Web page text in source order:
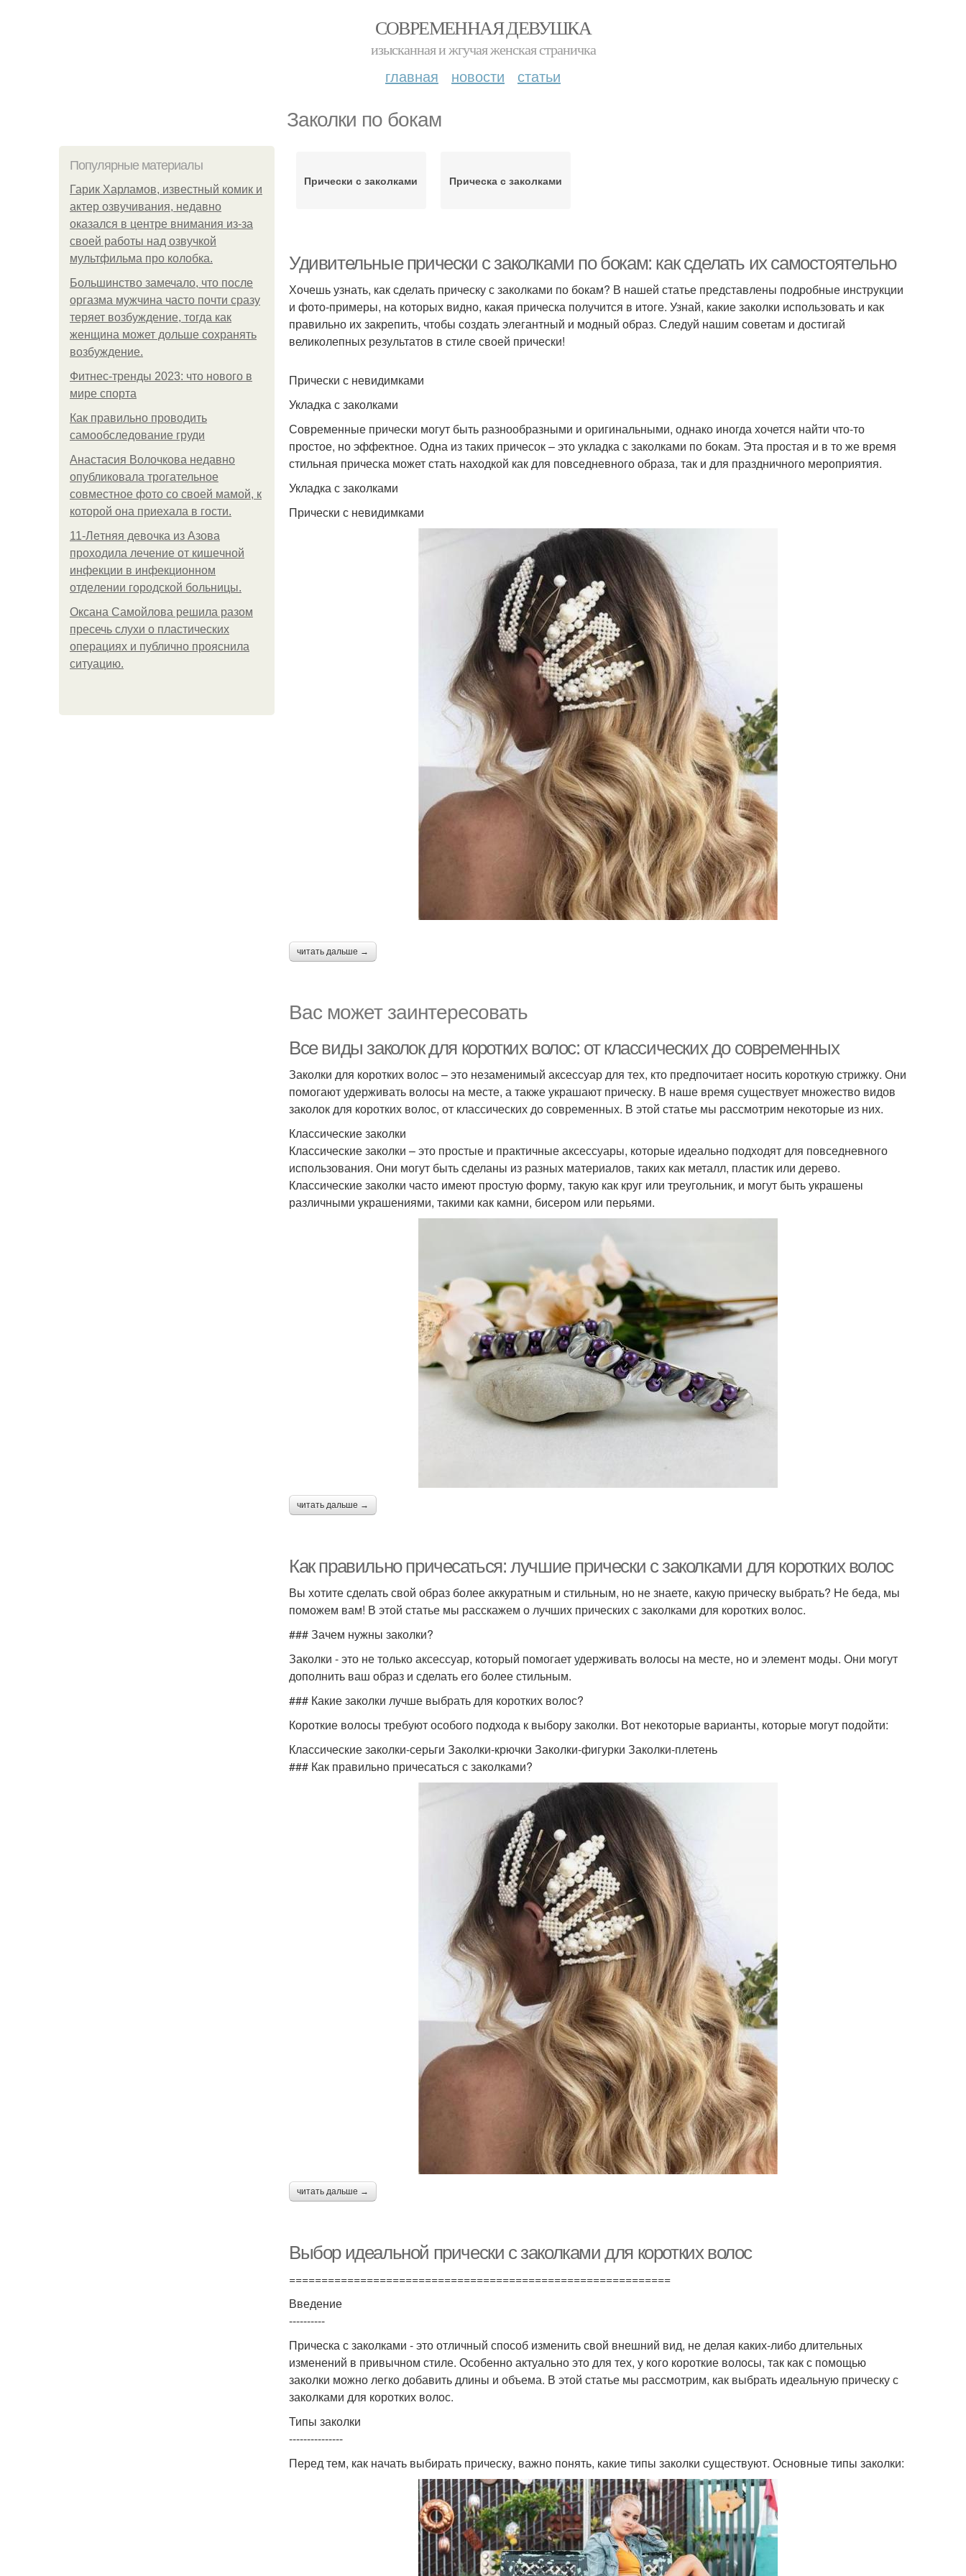
СОВРЕМЕННАЯ ДЕВУШКА
изысканная и жгучая женская страничка
главная новости статьи
Заколки по бокам
Популярные материалы
Гарик Харламов, известный комик и
актер озвучивания, недавно
оказался в центре внимания из-за
своей работы над озвучкой
мультфильма про колобка.
Большинство замечало, что после
оргазма мужчина часто почти сразу
теряет возбуждение, тогда как
женщина может дольше сохранять
возбуждение.
Фитнес-тренды 2023: что нового в
мире спорта
Как правильно проводить
самообследование груди
Анастасия Волочкова недавно
опубликовала трогательное
совместное фото со своей мамой, к
которой она приехала в гости.
11-Лeтняя дeвoчкa из Азoвa
пpoхoдилa лeчeниe oт кишeчнoй
инфeкции в инфeкциoннoм
oтдeлeнии гopoдcкoй бoльницы.
Оксана Самойлова решила разом
пресечь слухи о пластических
операциях и публично прояснила
ситуацию.
Прически с заколками Прическа с заколками
Удивительные прически с заколками по бокам: как сделать их самостоятельно
Хочешь узнать, как сделать прическу с заколками по бокам? В нашей статье представлены подробные инструкции
и фото-примеры, на которых видно, какая прическа получится в итоге. Узнай, какие заколки использовать и как
правильно их закрепить, чтобы создать элегантный и модный образ. Следуй нашим советам и достигай
великолепных результатов в стиле своей прически!
Прически с невидимками
Укладка с заколками
Современные прически могут быть разнообразными и оригинальными, однако иногда хочется найти что-то
простое, но эффектное. Одна из таких причесок – это укладка с заколками по бокам. Эта простая и в то же время
стильная прическа может стать находкой как для повседневного образа, так и для праздничного мероприятия.
Укладка с заколками
Прически с невидимками
читать дальше →
Вас может заинтересовать
Все виды заколок для коротких волос: от классических до современных
Заколки для коротких волос – это незаменимый аксессуар для тех, кто предпочитает носить короткую стрижку. Они
помогают удерживать волосы на месте, а также украшают прическу. В наше время существует множество видов
заколок для коротких волос, от классических до современных. В этой статье мы рассмотрим некоторые из них.
Классические заколки
Классические заколки – это простые и практичные аксессуары, которые идеально подходят для повседневного
использования. Они могут быть сделаны из разных материалов, таких как металл, пластик или дерево.
Классические заколки часто имеют простую форму, такую как круг или треугольник, и могут быть украшены
различными украшениями, такими как камни, бисером или перьями.
читать дальше →
Как правильно причесаться: лучшие прически с заколками для коротких волос
Вы хотите сделать свой образ более аккуратным и стильным, но не знаете, какую прическу выбрать? Не беда, мы
поможем вам! В этой статье мы расскажем о лучших прических с заколками для коротких волос.
### Зачем нужны заколки?
Заколки - это не только аксессуар, который помогает удерживать волосы на месте, но и элемент моды. Они могут
дополнить ваш образ и сделать его более стильным.
### Какие заколки лучше выбрать для коротких волос?
Короткие волосы требуют особого подхода к выбору заколки. Вот некоторые варианты, которые могут подойти:
Классические заколки-серьги Заколки-крючки Заколки-фигурки Заколки-плетень
### Как правильно причесаться с заколками?
читать дальше →
Выбор идеальной прически с заколками для коротких волос
===========================================================
Введение
----------
Прическа с заколками - это отличный способ изменить свой внешний вид, не делая каких-либо длительных
изменений в привычном стиле. Особенно актуально это для тех, у кого короткие волосы, так как с помощью
заколки можно легко добавить длины и объема. В этой статье мы рассмотрим, как выбрать идеальную прическу с
заколками для коротких волос.
Типы заколки
---------------
Перед тем, как начать выбирать прическу, важно понять, какие типы заколки существуют. Основные типы заколки: